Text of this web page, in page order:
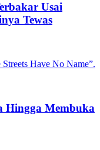
Usai
Tewas
Hingga Membuka